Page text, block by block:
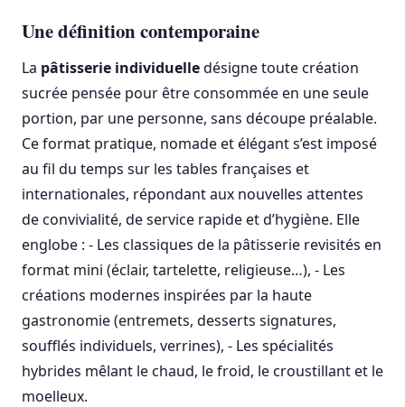
Une définition contemporaine
La pâtisserie individuelledésigne toute création
sucrée pensée pour être consommée en une seule
portion, par une personne, sans découpe préalable.
Ce format pratique, nomade et élégant s’est imposé
au fil du temps sur les tables françaises et
internationales, répondant aux nouvelles attentes
de convivialité, de service rapide et d’hygiène. Elle
englobe : - Les classiques de la pâtisserie revisités en
format mini (éclair, tartelette, religieuse…), - Les
créations modernes inspirées par la haute
gastronomie (entremets, desserts signatures,
soufflés individuels, verrines), - Les spécialités
hybrides mêlant le chaud, le froid, le croustillant et le
moelleux.